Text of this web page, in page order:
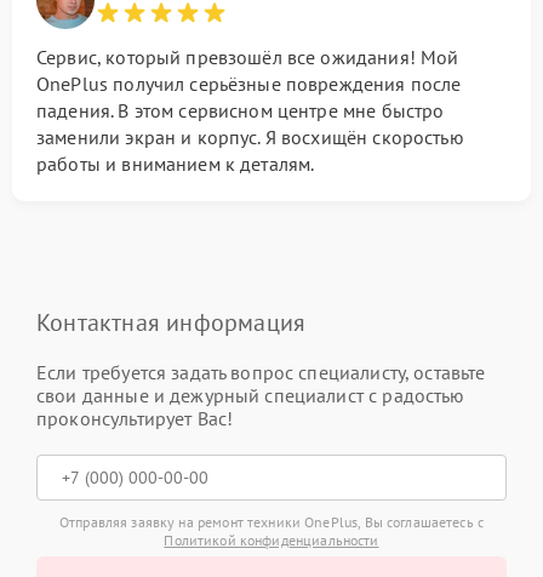
Сервис, который превзошёл все ожидания! Мой
OnePlus получил серьёзные повреждения после
падения. В этом сервисном центре мне быстро
заменили экран и корпус. Я восхищён скоростью
работы и вниманием к деталям.
Контактная информация
Если требуется задать вопрос специалисту, оставьте
свои данные и дежурный специалист с радостью
проконсультирует Вас!
Отправляя заявку на ремонт техники OnePlus, Вы соглашаетесь с
Политикой конфиденциальности